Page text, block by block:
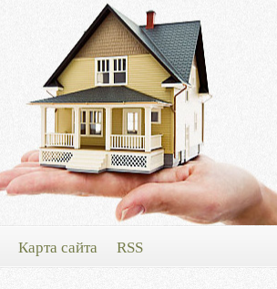
Карта сайта RSS